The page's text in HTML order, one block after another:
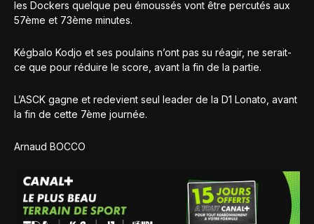
les Dockers quelque peu émoussés vont être percutés aux
57ème et 73ème minutes.
Kégbalo Kodjo et ses poulains n’ont pas su réagir, ne serait-
ce que pour réduire le score, avant la fin de la partie.
L’ASCK gagne et redevient seul leader de la D1 Lonato, avant
la fin de cette 7ème journée.
Arnaud BOCCO